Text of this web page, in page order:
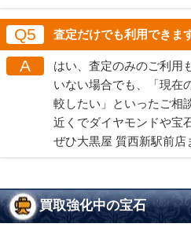
Q5 査定だけでも利用できま
A
はい、査定のみのご利用
いない場合でも、「現在
較したい」といったご相
近くでダイヤモンドや宝
ぜひ大黒屋 質西新駅前店
買取強化中の宝石